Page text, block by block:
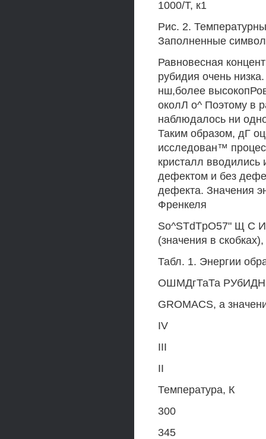
1000/Т, к1
Рис. 2.
Заполненные
Равновесная
рубидия очень
нш,более
околЛ о^ Поэтому в
наблюдалось ни
Таким образом, дГ
исследован™
кристалл
дефектом и без
дефекта. Значения
Френкеля
So^STdTpO57" Щ С
(значения в
Табл. 1. Энергии
ОШМДгТаТа
GROMACS, а
IV
III
II
Температура, К
300
345